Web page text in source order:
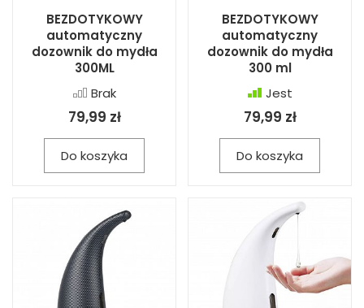
BEZDOTYKOWY
automatyczny
dozownik do mydła
300ML
Brak
79,99 zł
Do koszyka
BEZDOTYKOWY
automatyczny
dozownik do mydła
300 ml
Jest
79,99 zł
Do koszyka